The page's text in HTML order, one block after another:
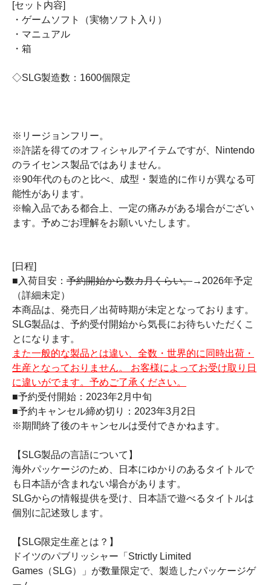
[セット内容]
・ゲームソフト（実物ソフト入り）
・マニュアル
・箱
◇SLG製造数：1600個限定
※リージョンフリー。
※許諾を得てのオフィシャルアイテムですが、Nintendo
のライセンス製品ではありません。
※90年代のものと比べ、成型・製造的に作りが異なる可
能性があります。
※輸入品である都合上、一定の痛みがある場合がござい
ます。予めごお理解をお願いいたします。
[日程]
■入荷目安： 予約開始から数カ月くらい。→2026年予定
（詳細未定）
本商品は、発売日／出荷時期が未定となっております。
SLG製品は、予約受付開始から気長にお待ちいただくこ
とになります。
また一般的な製品とは違い、全数・世界的に同時出荷・
生産となっておりません。 お客様によってお受け取り日
に違いがでます。予めご了承ください。
■予約受付開始：2023年2月中旬
■予約キャンセル締め切り：2023年3月2日
※期間終了後のキャンセルは受付できかねます。
【SLG製品の言語について】
海外パッケージのため、日本にゆかりのあるタイトルで
も日本語が含まれない場合があります。
SLGからの情報提供を受け、日本語で遊べるタイトルは
個別に記述致します。
【SLG限定生産とは？】
ドイツのパブリッシャー「Strictly Limited
Games（SLG）」が数量限定で、製造したパッケージゲ